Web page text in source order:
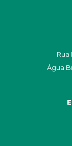
Rua
Água